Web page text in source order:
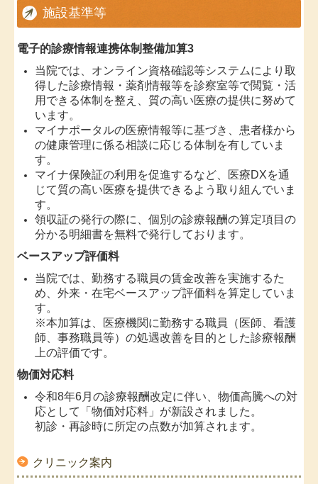
クリニック案内
施設基準等
電子的診療情報連携体制整備加算3
当院では、オンライン資格確認等システムにより取
得した診療情報・薬剤情報等を診察室等で閲覧・活
用できる体制を整え、質の高い医療の提供に努めて
います。
マイナポータルの医療情報等に基づき、患者様から
の健康管理に係る相談に応じる体制を有していま
す。
マイナ保険証の利用を促進するなど、医療DXを通
じて質の高い医療を提供できるよう取り組んでいま
す。
領収証の発行の際に、個別の診療報酬の算定項目の
分かる明細書を無料で発行しております。
ベースアップ評価料
当院では、勤務する職員の賃金改善を実施するた
め、外来・在宅ベースアップ評価料を算定していま
す。
※本加算は、医療機関に勤務する職員（医師、看護
師、事務職員等）の処遇改善を目的とした診療報酬
上の評価です。
物価対応料
令和8年6月の診療報酬改定に伴い、物価高騰への対
応として「物価対応料」が新設されました。
初診・再診時に所定の点数が加算されます。